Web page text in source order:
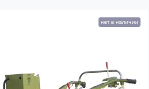
нет в наличии